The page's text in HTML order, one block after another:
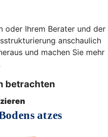
oder Ihrem Berater und der
anschaulich
und machen Sie mehr
betrachten